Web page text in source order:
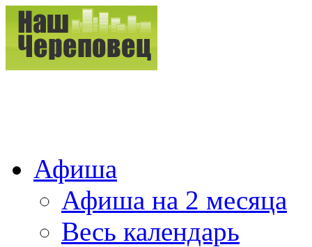
Афиша
Афиша на 2 месяца
Весь календарь